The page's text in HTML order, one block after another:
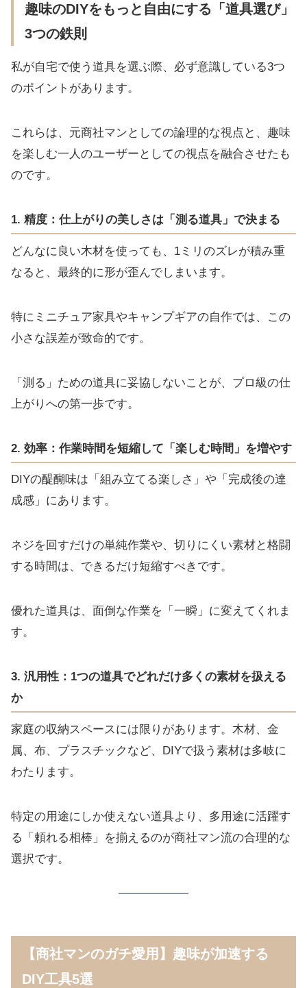
趣味のDIYをもっと自由にする「道具選び」
3つの鉄則
私が自宅で使う道具を選ぶ際、必ず意識している3つ
のポイントがあります。
これらは、元商社マンとしての論理的な視点と、趣味
を楽しむ一人のユーザーとしての視点を融合させたも
のです。
1. 精度：仕上がりの美しさは「測る道具」で決まる
どんなに良い木材を使っても、1ミリのズレが積み重
なると、最終的に形が歪んでしまいます。
特にミニチュア家具やキャンプギアの自作では、この
小さな誤差が致命的です。
「測る」ための道具に妥協しないことが、プロ級の仕
上がりへの第一歩です。
2. 効率：作業時間を短縮して「楽しむ時間」を増やす
DIYの醍醐味は「組み立てる楽しさ」や「完成後の達
成感」にあります。
ネジを回すだけの単純作業や、切りにくい素材と格闘
する時間は、できるだけ短縮すべきです。
優れた道具は、面倒な作業を「一瞬」に変えてくれま
す。
3. 汎用性：1つの道具でどれだけ多くの素材を扱える
か
家庭の収納スペースには限りがあります。木材、金
属、布、プラスチックなど、DIYで扱う素材は多岐に
わたります。
特定の用途にしか使えない道具より、多用途に活躍す
る「頼れる相棒」を揃えるのが商社マン流の合理的な
選択です。
【商社マンのガチ愛用】趣味が加速する
DIY工具5選